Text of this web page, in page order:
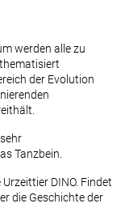
werden alle zu
der Evolution
Tanzbein.
DINO. Findet
die Geschichte der